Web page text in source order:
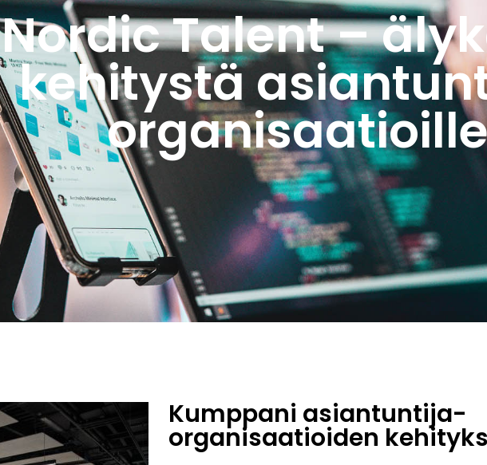
Nordic Talent –
kehitystä
Kumppani asiantuntija-
organisaatioiden